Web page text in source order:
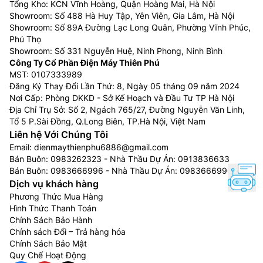
tấm nền cho ra chất lượng hình ảnh chi tiết hơn
màn hình LCD
Tivi Sony Full Array LED 4K:
làm mờ cục bộ (Local Dimming), sẽ tự động
bật/tắt từng vùng LED độc lập theo hình ảnh. Tivi
nhờ đó mà có khả năng hiển thị độ sáng tốt hơn,
màu đen sâu thẳm hơn và mang lại cảm giác chân
thực hơn
Tivi Sony Mini LED 4K: Là công nghệ cải tiến từ
công nghệ đèn nền LED tích hợp trên màn hình
LCD, nó sử dụng những chiếc đèn Mini LED siêu
nhỏ (kích thước nhỏ hơn nhiều so với đèn LED tiêu
chuẩn) chiếu ánh sáng qua những điểm ảnh không
tự phát sáng trên màn hình để hiển thị các nội
dung cho bạn thưởng thức.
Tivi Sony OLED 4K: Đây là dòng smart tivi cao
cấp nhất của Sony, được sử dụng các diode phát
sáng hữu cơ, với ưu điểm thiết kế màn hình siêu
Tổng Kho: KCN Vĩnh Hoàng, Quận Hoàng Mai, Hà Nội
Showroom: Số 488 Hà Huy Tập, Yên Viên, Gia Lâm, Hà Nội
Showroom: Số 89A Đường Lạc Long Quân, Phường Vĩnh Phúc,
Phú Thọ
Showroom: Số 331 Nguyễn Huệ, Ninh Phong, Ninh Bình
Công Ty Cổ Phần Điện Máy Thiên Phú
MST: 0107333989
Đăng Ký Thay Đổi Lần Thứ: 8, Ngày 05 tháng 09 năm 2024
Nơi Cấp: Phòng DKKD - Sở Kế Hoạch và Đầu Tư TP Hà Nội
Địa Chỉ Trụ Sở: Số 2, Ngách 765/27, Đường Nguyễn Văn Linh,
Tổ 5 P.Sài Đồng, Q.Long Biên, TP.Hà Nội, Việt Nam
Liên hệ Với Chúng Tôi
Email: dienmaythienphu6886@gmail.com
Bán Buôn: 0983262323 - Nhà Thầu Dự Án: 0913836633
Bán Buôn: 0983666996 - Nhà Thầu Dự Án: 0983666996
Dịch vụ khách hàng
Phương Thức Mua Hàng
Hình Thức Thanh Toán
Chính Sách Bảo Hành
Chính sách Đổi – Trả hàng hóa
Chính Sách Bảo Mật
Quy Chế Hoạt Động